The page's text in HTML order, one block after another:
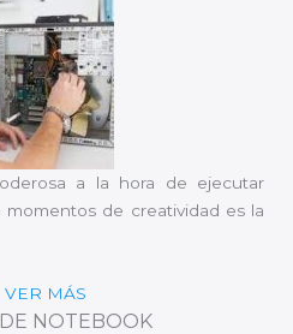
a la hora de ejecutar
de creatividad es la
VER MÁS
NOTEBOOK